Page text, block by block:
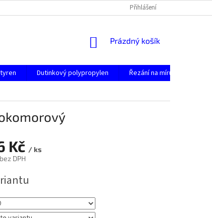
Přihlášení
NÁKUPNÍ
Prázdný košík
Dutinkový polypropylen Řezání na míru
Kč / ks
DPH